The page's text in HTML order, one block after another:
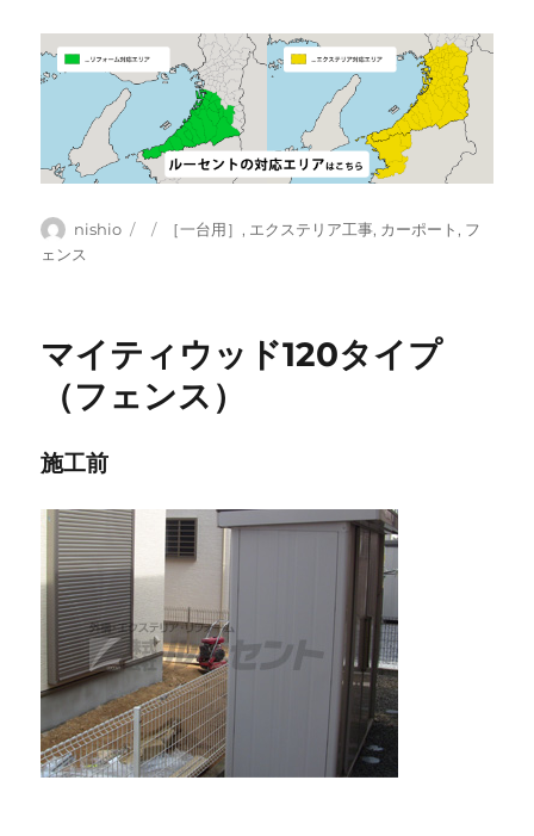
投
稿
nishio
投
カ［一台用］, エクステリア工事, カーポート, フ
ェンス
マイティウッド120タイプ
（フェンス）
施工前